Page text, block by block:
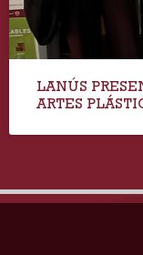
LANÚS
ARTES